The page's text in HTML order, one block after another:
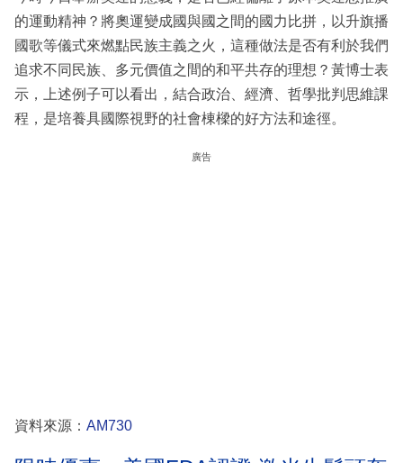
的運動精神？將奧運變成國與國之間的國力比拼，以升旗播
國歌等儀式來燃點民族主義之火，這種做法是否有利於我們
追求不同民族、多元價值之間的和平共存的理想？黃博士表
示，上述例子可以看出，結合政治、經濟、哲學批判思維課
程，是培養具國際視野的社會棟樑的好方法和途徑。
廣告
資料來源： AM730